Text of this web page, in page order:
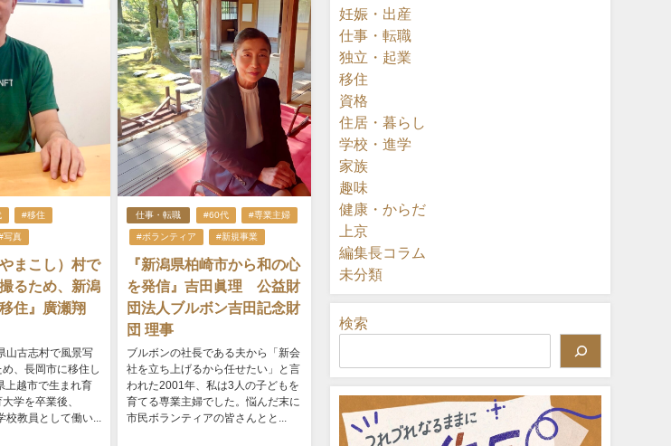
#移住
写真
まこし）村で
るため、新潟
住』廣瀬翔
山古志村で風景写
、長岡市に移住し
上越市で生まれ育
学を卒業後、
教員として働い...
仕事・転職 #60代 #専業主婦
#ボランティア #新規事業
『新潟県柏崎市から和の心
を発信』吉田眞理 公益財
団法人ブルボン吉田記念財
団 理事
ブルボンの社長である夫から「新会
社を立ち上げるから任せたい」と言
われた2001年、私は3人の子どもを
育てる専業主婦でした。悩んだ末に
市民ボランティアの皆さんとと...
妊娠・出産
仕事・転職
独立・起業
移住
資格
住居・暮らし
学校・進学
家族
趣味
健康・からだ
上京
編集長コラム
未分類
検索